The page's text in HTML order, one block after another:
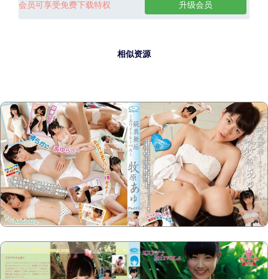
会员可享受免费下载特权 升级会员
相似资源